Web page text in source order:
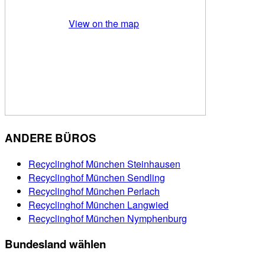
View on the map
ANDERE BÜROS
Recyclinghof München Steinhausen
Recyclinghof München Sendling
Recyclinghof München Perlach
Recyclinghof München Langwied
Recyclinghof München Nymphenburg
Bundesland wählen